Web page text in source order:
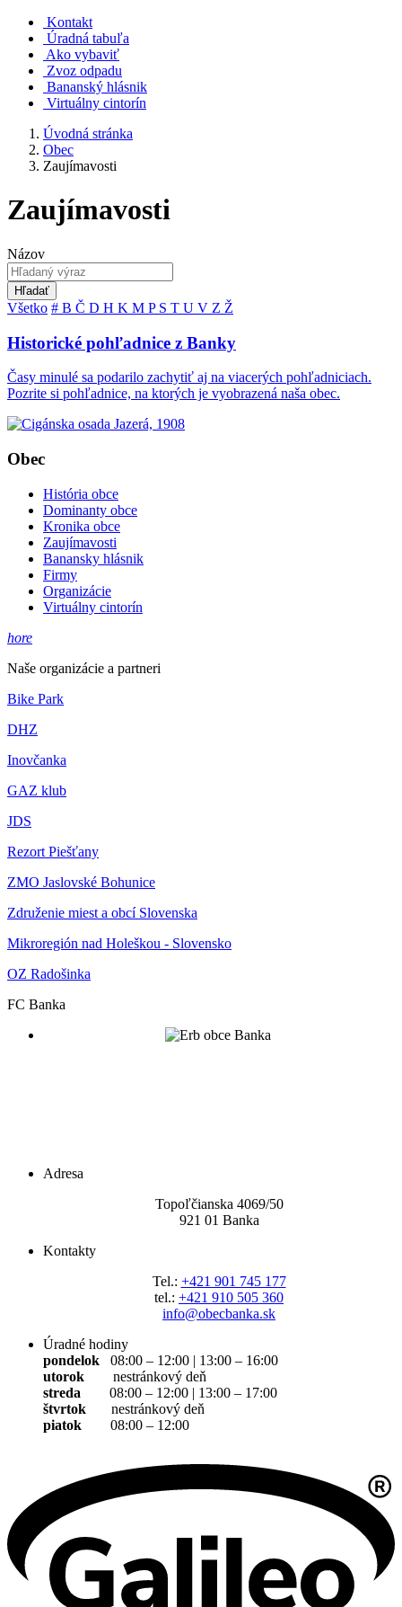
Kontakt
Úradná tabuľa
Ako vybaviť
Zvoz odpadu
Bananský hlásnik
Virtuálny cintorín
Úvodná stránka
Obec
Zaujímavosti
Zaujímavosti
Názov
Hľadať
Všetko # B Č D H K M P S T U V Z Ž
Historické pohľadnice z Banky
Časy minulé sa podarilo zachytiť aj na viacerých pohľadniciach.
Pozrite si pohľadnice, na ktorých je vyobrazená naša obec.
Obec
História obce
Dominanty obce
Kronika obce
Zaujímavosti
Banansky hlásnik
Firmy
Organizácie
Virtuálny cintorín
hore
Naše organizácie a partneri
Bike Park
DHZ
Inovčanka
GAZ klub
JDS
Rezort Piešťany
ZMO Jaslovské Bohunice
Združenie miest a obcí Slovenska
Mikroregión nad Holeškou - Slovensko
OZ Radošinka
FC Banka
Adresa
Topoľčianska 4069/50
921 01 Banka
Kontakty
Tel.: +421 901 745 177
tel.: +421 910 505 360
info@obecbanka.sk
Úradné hodiny
pondelok
08:00 – 12:00 | 13:00 – 16:00
utorok nestránkový deň
streda 08:00 – 12:00 | 13:00 – 17:00
štvrtok nestránkový deň
piatok 08:00 – 12:00